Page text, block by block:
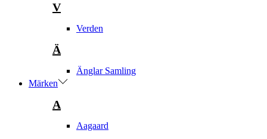
V
Verden
Ä
Änglar Samling
Märken
A
Aagaard